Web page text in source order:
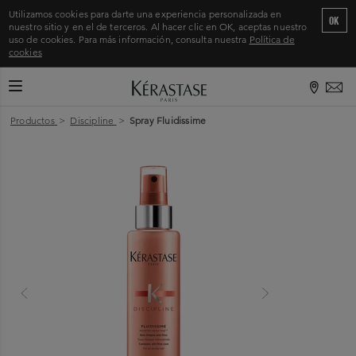
Utilizamos cookies para darte una experiencia personalizada en
nuestro sitio y en el de terceros. Al hacer clic en OK, aceptas nuestro
uso de cookies. Para más información, consulta nuestra Política de
cookies
OK
CAMBIAR MODO DE NAVEGACIÓN
Productos > Discipline > Spray Fluidissime